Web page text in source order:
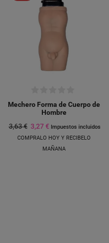
Mechero Forma de Cuerpo de
Hombre
3,63 € 3,27 € Impuestos incluidos
COMPRALO HOY Y RECIBELO
MAÑANA